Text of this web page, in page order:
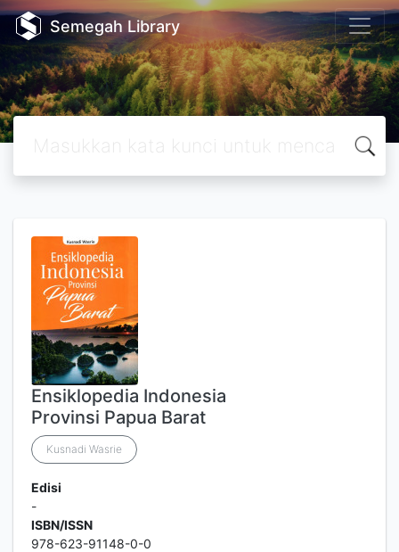
Semegah Library
Ensiklopedia Indonesia
Provinsi Papua Barat
Kusnadi Wasrie
Edisi
-
ISBN/ISSN
978-623-91148-0-0